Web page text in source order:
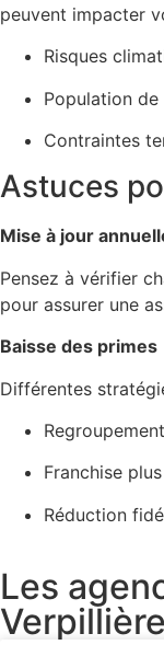
peuvent impacter
Risques
Population
Contraintes
Astuces
Mise à jour
Pensez à vérifier
pour assurer une
Baisse des primes
Différentes
Franchise
Réduction
Les
Verpillière